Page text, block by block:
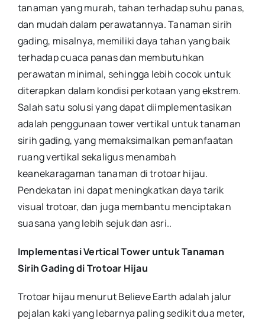
tanaman yang murah, tahan terhadap suhu panas,
dan mudah dalam perawatannya. Tanaman sirih
gading, misalnya, memiliki daya tahan yang baik
terhadap cuaca panas dan membutuhkan
perawatan minimal, sehingga lebih cocok untuk
diterapkan dalam kondisi perkotaan yang ekstrem.
Salah satu solusi yang dapat diimplementasikan
adalah penggunaan tower vertikal untuk tanaman
sirih gading, yang memaksimalkan pemanfaatan
ruang vertikal sekaligus menambah
keanekaragaman tanaman di trotoar hijau.
Pendekatan ini dapat meningkatkan daya tarik
visual trotoar, dan juga membantu menciptakan
suasana yang lebih sejuk dan asri..
Implementasi Vertical Tower untuk Tanaman
Sirih Gading di Trotoar Hijau
Trotoar hijau menurut Believe Earth adalah jalur
pejalan kaki yang lebarnya paling sedikit dua meter,